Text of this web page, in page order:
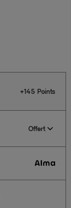
+145 Points
Offert